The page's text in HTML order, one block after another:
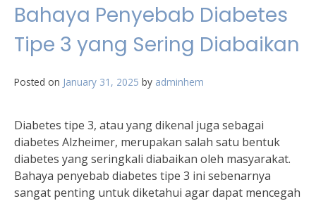
Bahaya Penyebab Diabetes
Tipe 3 yang Sering Diabaikan
Posted on January 31, 2025 by adminhem
Diabetes tipe 3, atau yang dikenal juga sebagai
diabetes Alzheimer, merupakan salah satu bentuk
diabetes yang seringkali diabaikan oleh masyarakat.
Bahaya penyebab diabetes tipe 3 ini sebenarnya
sangat penting untuk diketahui agar dapat mencegah